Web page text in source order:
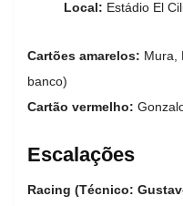
Local: Estádio El
Cartões amarelos: Mura,
banco)
Cartão vermelho:
Escalações
Racing (Técnico: